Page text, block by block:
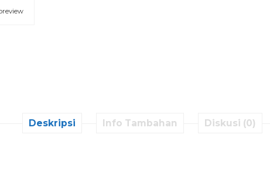
Deskripsi Info Tambahan Diskusi (0)